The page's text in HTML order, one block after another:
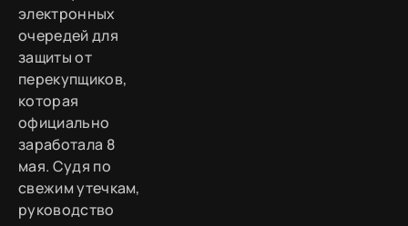
электронных
очередей для
защиты от
перекупщиков,
которая
официально
заработала 8
мая. Судя по
свежим утечкам,
руководство